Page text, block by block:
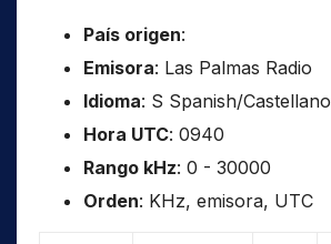
País origen:
Emisora: Las Palmas Radio
Idioma: S Spanish/Castellano
Hora UTC: 0940
Rango kHz: 0 - 30000
Orden: KHz, emisora, UTC